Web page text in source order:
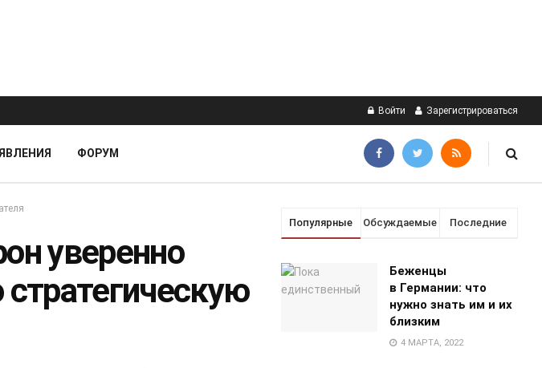
Войти Зарегистрироваться
ФОРУМ
уверенно
Популярные Обсуждаемые Последние
Беженцы
в Германии: что
нужно знать им и их
близким
4 МАРТА, 2022